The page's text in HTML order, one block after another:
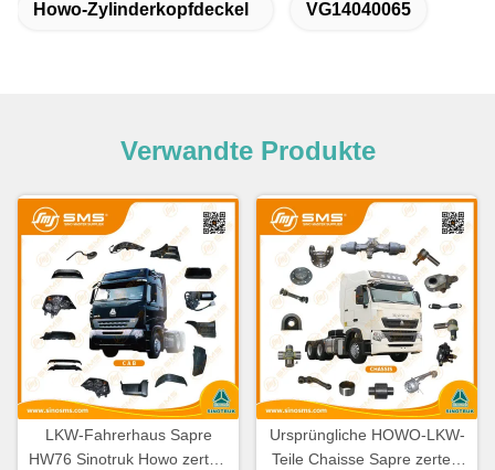
Howo-Zylinderkopfdeckel VG14040065
Verwandte Produkte
LKW-Fahrerhaus Sapre
HW76 Sinotruk Howo zerteilt
Ursprüngliche HOWO-LKW-
Teile Chaisse Sapre zerteilt